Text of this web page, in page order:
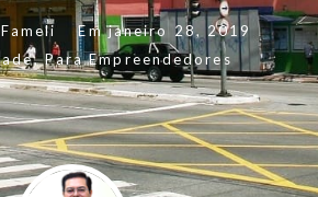
Em janeiro 28, 2019
,Para Empreendedores